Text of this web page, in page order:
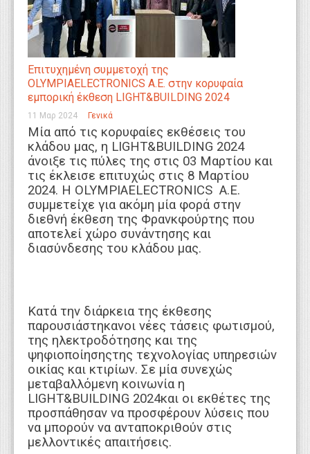
Επιτυχημένη συμμετοχή της
OLYMPIAELECTRONICS A.E. στην κορυφαία
εμπορική έκθεση LIGHT&BUILDING 2024
11 Μαρ 2024 Γενικά
Μία από τις κορυφαίες εκθέσεις του
κλάδου μας, η LIGHT&BUILDING 2024
άνοιξε τις πύλες της στις 03 Μαρτίου και
τις έκλεισε επιτυχώς στις 8 Μαρτίου
2024. Η OLYMPIAELECTRONICS A.E.
συμμετείχε για ακόμη μία φορά στην
διεθνή έκθεση της Φρανκφούρτης που
αποτελεί χώρο συνάντησης και
διασύνδεσης του κλάδου μας.
Κατά την διάρκεια της έκθεσης
παρουσιάστηκανοι νέες τάσεις φωτισμού,
της ηλεκτροδότησης και της
ψηφιοποίησηςτης τεχνολογίας υπηρεσιών
οικίας και κτιρίων. Σε μία συνεχώς
μεταβαλλόμενη κοινωνία η
LIGHT&BUILDING 2024και οι εκθέτες της
προσπάθησαν να προσφέρουν λύσεις που
να μπορούν να ανταποκριθούν στις
μελλοντικές απαιτήσεις.